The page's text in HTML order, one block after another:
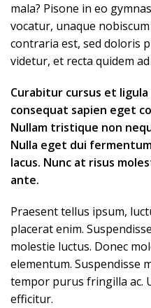
mala? Pisone in eo
vocatur, unaque
contraria est, sed doloris
videtur, et recta quidem
Curabitur cursus et
consequat sapien eget
Nullam tristique non
Nulla eget dui
lacus. Nunc at risus
ante.
Praesent tellus ipsum,
placerat enim.
molestie luctus. Donec
elementum. Suspendisse
tempor purus fringilla ac.
efficitur.